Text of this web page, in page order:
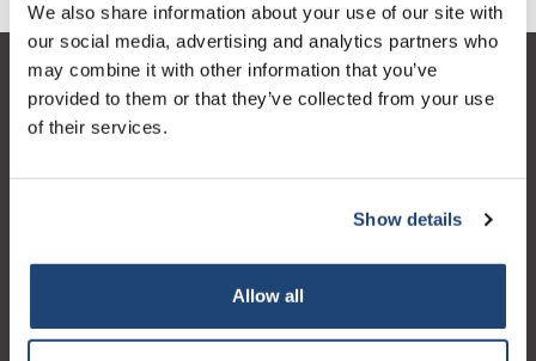
We also share information about your use of our site with
our social media, advertising and analytics partners who
may combine it with other information that you’ve
provided to them or that they’ve collected from your use
of their services.
Show details
Allow all
Klantenservice
Mijn account
Contactgegevens